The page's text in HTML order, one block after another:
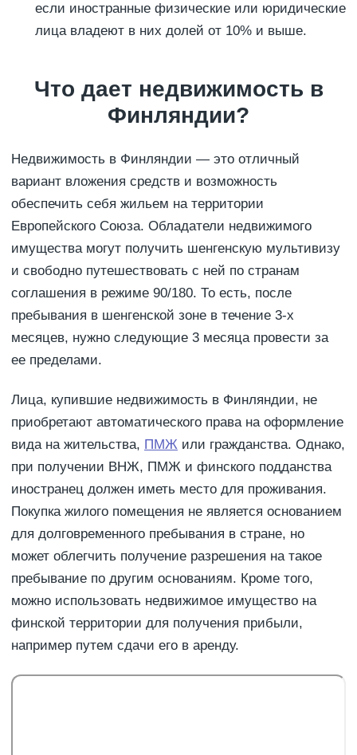
если иностранные физические или юридические
лица владеют в них долей от 10% и выше.
Что дает недвижимость в
Финляндии?
Недвижимость в Финляндии — это отличный
вариант вложения средств и возможность
обеспечить себя жильем на территории
Европейского Союза. Обладатели недвижимого
имущества могут получить шенгенскую мультивизу
и свободно путешествовать с ней по странам
соглашения в режиме 90/180. То есть, после
пребывания в шенгенской зоне в течение 3-х
месяцев, нужно следующие 3 месяца провести за
ее пределами.
Лица, купившие недвижимость в Финляндии, не
приобретают автоматического права на оформление
вида на жительства, ПМЖ или гражданства. Однако,
при получении ВНЖ, ПМЖ и финского подданства
иностранец должен иметь место для проживания.
Покупка жилого помещения не является основанием
для долговременного пребывания в стране, но
может облегчить получение разрешения на такое
пребывание по другим основаниям. Кроме того,
можно использовать недвижимое имущество на
финской территории для получения прибыли,
например путем сдачи его в аренду.